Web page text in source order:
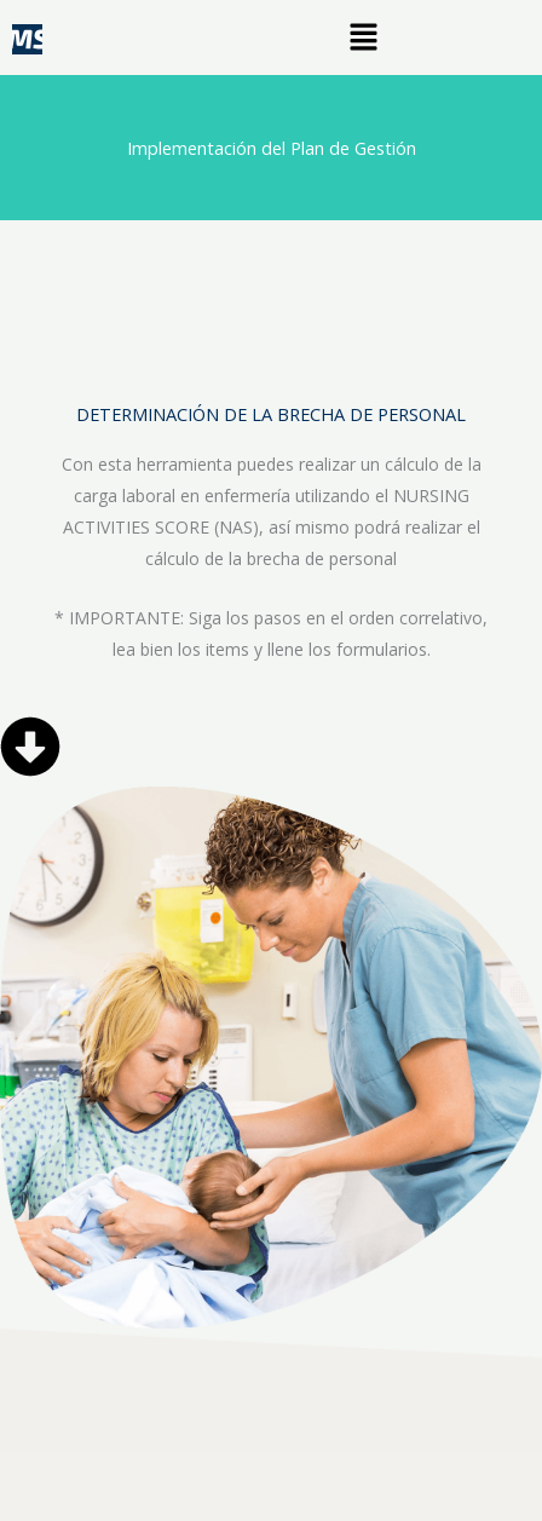
contenido
Menú
Implementación del Plan de Gestión
DETERMINACIÓN DE LA BRECHA DE PERSONAL
Con esta herramienta puedes realizar un cálculo de la
carga laboral en enfermería utilizando el NURSING
ACTIVITIES SCORE (NAS), así mismo podrá realizar el
cálculo de la brecha de personal
* IMPORTANTE: Siga los pasos en el orden correlativo,
lea bien los items y llene los formularios.